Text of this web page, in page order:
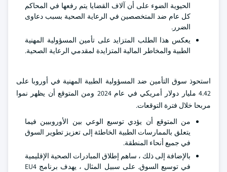
الحيوية الضوء على أن آلاف القضايا يتم رفعها في المحاكم
كل عام ضد المتخصصين في الرعاية الصحية بسبب دعاوى
الضرر.
يعكس هذا الطلب المتزايد على تأمين المسؤولية المهنية
الطبية والمخاطر المالية المتزايدة لمقدمي الرعاية الصحية.
استحوذ سوق التأمين ضد المسؤولية الطبية المهنية في أوروبا على
4.42 مليار دولار أمريكي في عام 2024 ومن المتوقع أن يظهر نموا
مربحا خلال فترة التوقعات.
من المتوقع أن يؤدي توسيع الوعي بين الأوروبيين فيما
يتعلق بالممارسات الطبية الخاطئة إلى تعزيز تطوير السوق
في جميع أنحاء المنطقة.
بالإضافة إلى ذلك ، ساهم إطلاق المبادرات الصحية الإقليمية
في توسيع السوق. على سبيل المثال ، يهدف برنامج EU4